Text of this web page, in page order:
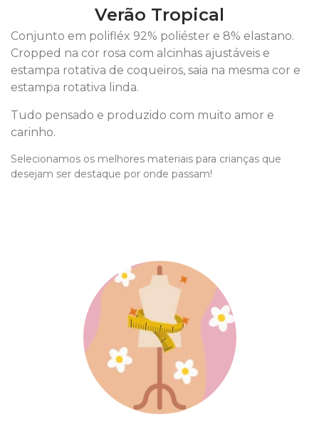
Verão Tropical
Conjunto em polifléx 92% poliéster e 8% elastano.
Cropped na cor rosa com alcinhas ajustáveis e
estampa rotativa de coqueiros, saia na mesma cor e
estampa rotativa linda.
Tudo pensado e produzido com muito amor e
carinho.
Selecionamos os melhores materiais para crianças que
desejam ser destaque por onde passam!